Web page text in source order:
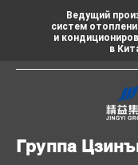
Ведущий
систем
и
в
Группа